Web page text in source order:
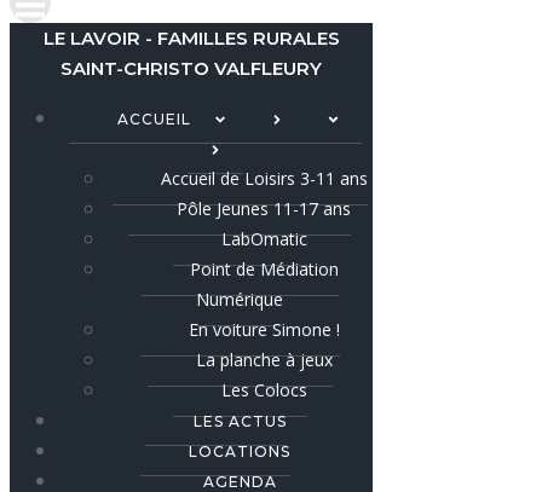
LE LAVOIR - FAMILLES RURALES
SAINT-CHRISTO VALFLEURY
ACCUEIL
Accueil de Loisirs 3-11 ans
Pôle Jeunes 11-17 ans
LabOmatic
Point de Médiation
Numérique
En voiture Simone !
La planche à jeux
Les Colocs
LES ACTUS
LOCATIONS
AGENDA